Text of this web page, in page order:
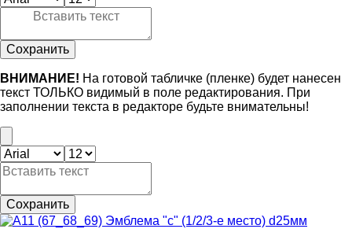
Сохранить
ВНИМАНИЕ! На готовой табличке (пленке) будет нанесен
текст ТОЛЬКО видимый в поле редактирования. При
заполнении текста в редакторе будьте внимательны!
Сохранить